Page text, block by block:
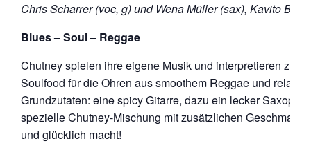
Chris Scharrer (voc, g) und Wena Müller (sax), Kavito
Blues – Soul – Reggae
Chutney spielen ihre eigene Musik und interpretieren
Soulfood für die Ohren aus smoothem Reggae und
Grundzutaten: eine spicy Gitarre, dazu ein lecker
spezielle Chutney-Mischung mit zusätzlichen
und glücklich macht!